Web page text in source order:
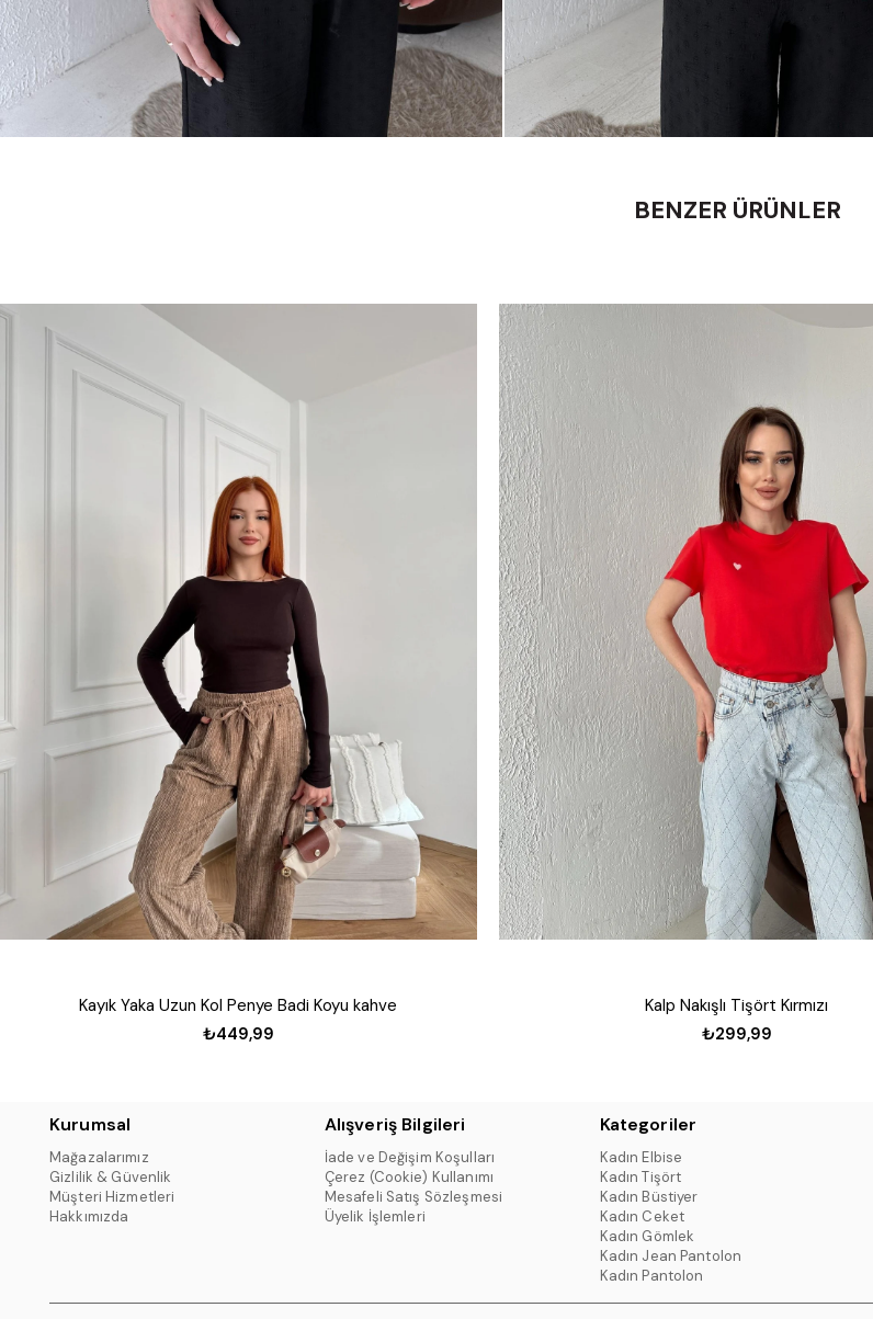
BENZER ÜRÜNLER
Kayık Yaka Uzun Kol Penye Badi Koyu kahve
₺449,99
Kalp Nakışlı Tişört Kırmızı
₺299,99
Kurumsal
Mağazalarımız
Gizlilik & Güvenlik
Müşteri Hizmetleri
Hakkımızda
Alışveriş Bilgileri
İade ve Değişim Koşulları
Çerez (Cookie) Kullanımı
Mesafeli Satış Sözleşmesi
Üyelik İşlemleri
Kategoriler
Kadın Elbise
Kadın Tişört
Kadın Büstiyer
Kadın Ceket
Kadın Gömlek
Kadın Jean Pantolon
Kadın Pantolon